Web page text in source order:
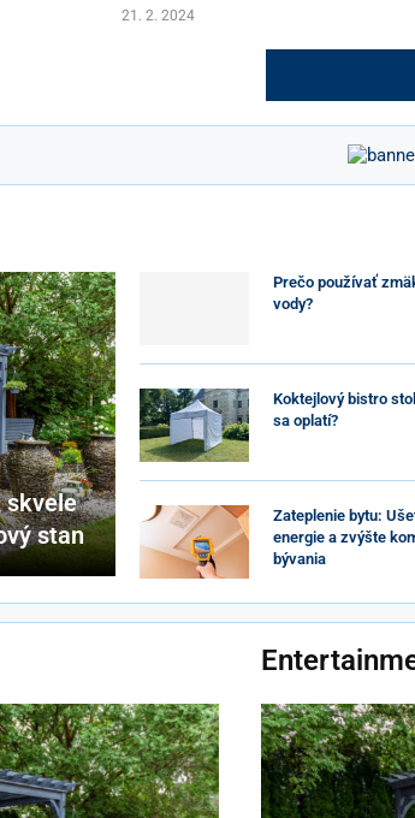
21. 2. 2024
skvele
stan
Prečo používať
vody?
Koktejlový bistro
sa oplatí?
Zateplenie bytu:
energie a zvýšte
bývania